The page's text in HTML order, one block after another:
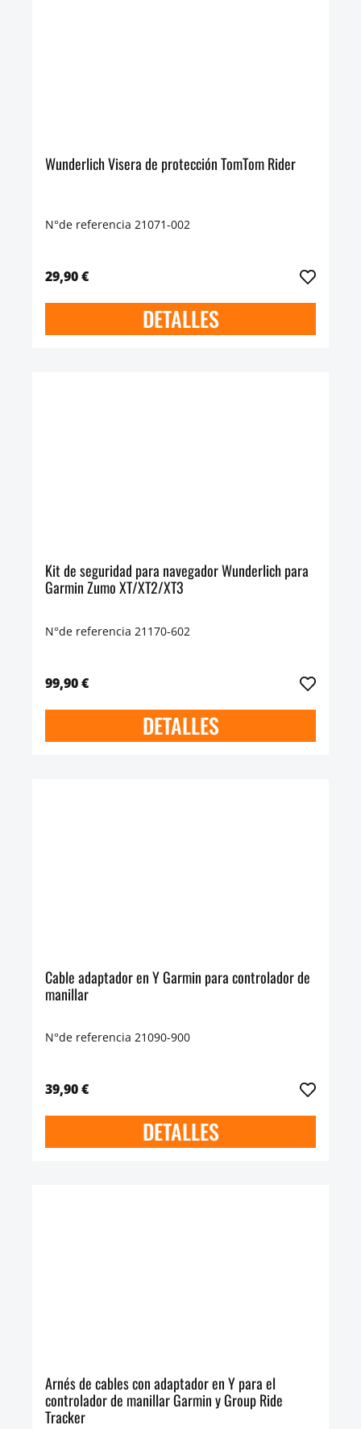
Wunderlich Visera de protección TomTom Rider
N°de referencia 21071-002
29,90 €
DETALLES
Kit de seguridad para navegador Wunderlich para
Garmin Zumo XT/XT2/XT3
N°de referencia 21170-602
99,90 €
DETALLES
Cable adaptador en Y Garmin para controlador de
manillar
N°de referencia 21090-900
39,90 €
DETALLES
Arnés de cables con adaptador en Y para el
controlador de manillar Garmin y Group Ride
Tracker